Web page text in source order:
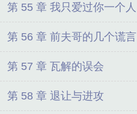
第 55 章 我只爱过你一个人
第 56 章 前夫哥的几个谎言
第 57 章 瓦解的误会
第 58 章 退让与进攻